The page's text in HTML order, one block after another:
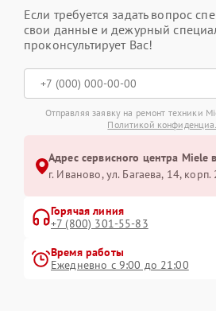
Если требуется задать вопрос
свои данные и дежурный
проконсультирует Вас!
Отправляя заявку на ремонт техники
Политикой
Адрес сервисного центра Miele
г. Иваново, ул. Багаева, 14, корп.
Горячая линия
+7 (800) 301-55-83
Время работы
Ежедневно с 9:00 до 21:00